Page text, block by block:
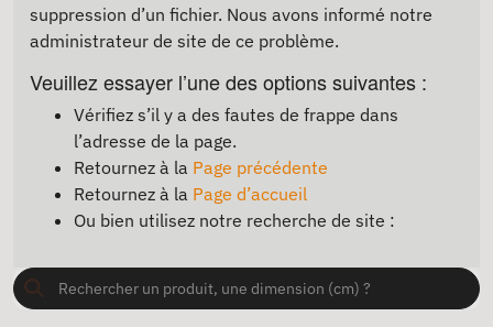
suppression d’un fichier. Nous avons informé notre
administrateur de site de ce problème.
Veuillez essayer l’une des options suivantes :
Vérifiez s’il y a des fautes de frappe dans
l’adresse de la page.
Retournez à la Page précédente
Retournez à la Page d’accueil
Ou bien utilisez notre recherche de site :